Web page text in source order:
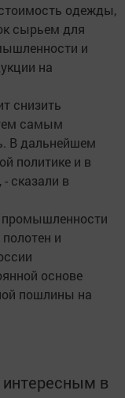
одежды,
сырьем для
и
на
снизить
самым
В дальнейшем
политике и в
сказали в
промышленности
и
основе
пошлины на
в